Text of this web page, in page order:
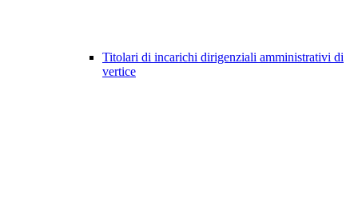
Titolari di incarichi dirigenziali amministrativi di
vertice